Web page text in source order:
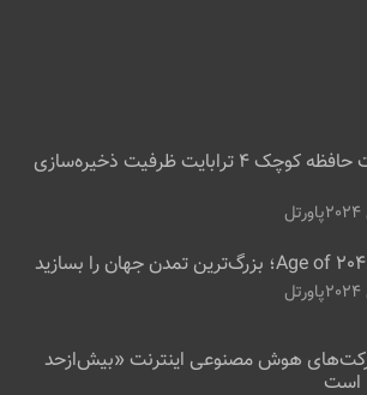
این کارت حافظه کوچک ۴ ترابایت ظرفیت ذخیره‌سازی
پاورتل
پاورتل
هوش مصنوعی اینترنت «بیش‌از‌حد
است